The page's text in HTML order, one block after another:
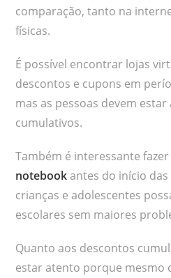
comparação, tanto na
físicas.
É possível encontrar lojas
descontos e cupons em
mas as pessoas devem
cumulativos.
Também é interessante fazer
notebookantes do início
crianças e adolescentes
escolares sem maiores
Quanto aos descontos
estar atento porque mesmo